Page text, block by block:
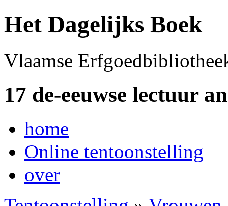
Het Dagelijks Boek
Vlaamse
17 de-eeuwse lectuur
home
Online tentoonstelling
over